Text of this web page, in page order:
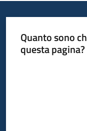
Quanto sono
questa pagina?